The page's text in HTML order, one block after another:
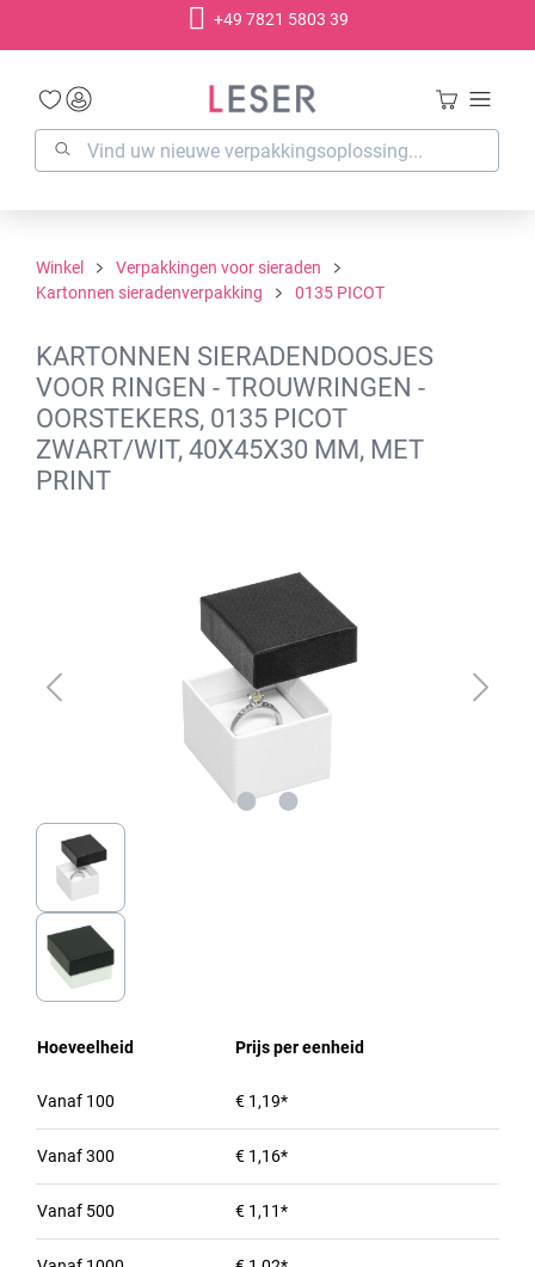
+49 7821 5803 39
Winkel
Verpakkingen voor sieraden
Kartonnen sieradenverpakking
0135 PICOT
KARTONNEN SIERADENDOOSJES
VOOR RINGEN - TROUWRINGEN -
OORSTEKERS, 0135 PICOT
ZWART/WIT, 40X45X30 MM, MET
PRINT
Hoeveelheid Prijs per eenheid
Vanaf 100 € 1,19*
Vanaf300 € 1,16*
Vanaf 500 € 1,11*